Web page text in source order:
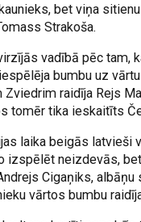
bet viņa
Strakoša.
vadībā pēc tam,
bumbu uz
raidīja Rejs
tomēr tika ieskaitīts
laika beigās latvieši
izspēlēt neizdevās,
Cigaņiks, albāņu
vārtos bumbu